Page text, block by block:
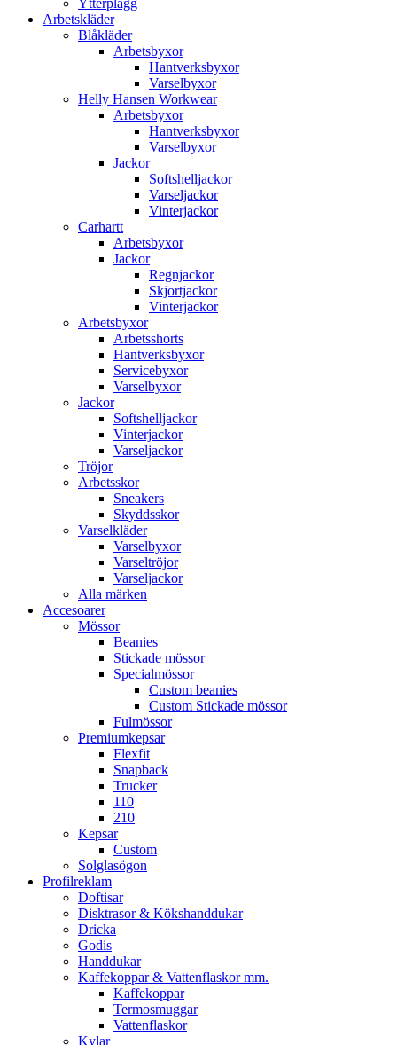
Ytterplagg
Arbetskläder
Blåkläder
Arbetsbyxor
Hantverksbyxor
Varselbyxor
Helly Hansen Workwear
Arbetsbyxor
Hantverksbyxor
Varselbyxor
Jackor
Softshelljackor
Varseljackor
Vinterjackor
Carhartt
Arbetsbyxor
Jackor
Regnjackor
Skjortjackor
Vinterjackor
Arbetsbyxor
Arbetsshorts
Hantverksbyxor
Servicebyxor
Varselbyxor
Jackor
Softshelljackor
Vinterjackor
Varseljackor
Tröjor
Arbetsskor
Sneakers
Skyddsskor
Varselkläder
Varselbyxor
Varseltröjor
Varseljackor
Alla märken
Accesoarer
Mössor
Beanies
Stickade mössor
Specialmössor
Custom beanies
Custom Stickade mössor
Fulmössor
Premiumkepsar
Flexfit
Snapback
Trucker
110
210
Kepsar
Custom
Solglasögon
Profilreklam
Doftisar
Disktrasor & Kökshanddukar
Dricka
Godis
Handdukar
Kaffekoppar & Vattenflaskor mm.
Kaffekoppar
Termosmuggar
Vattenflaskor
Kylar